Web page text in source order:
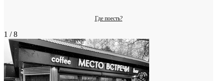
Где поесть?
1 / 8